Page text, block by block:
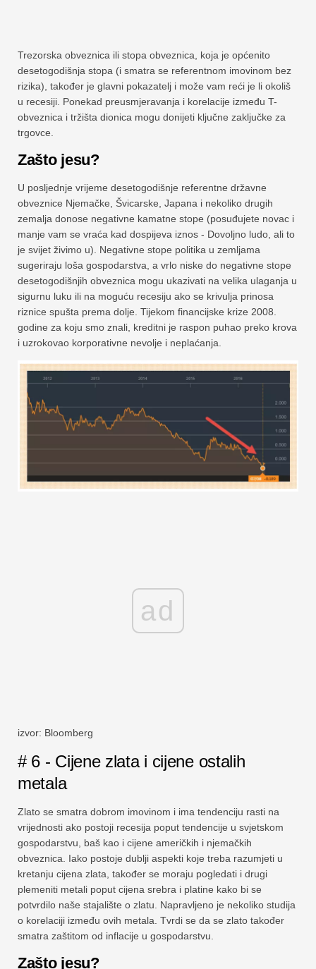
Trezorska obveznica ili stopa obveznica, koja je općenito
desetogodišnja stopa (i smatra se referentnom imovinom bez
rizika), također je glavni pokazatelj i može vam reći je li okoliš
u recesiji. Ponekad preusmjeravanja i korelacije između T-
obveznica i tržišta dionica mogu donijeti ključne zaključke za
trgovce.
Zašto jesu?
U posljednje vrijeme desetogodišnje referentne državne
obveznice Njemačke, Švicarske, Japana i nekoliko drugih
zemalja donose negativne kamatne stope (posuđujete novac i
manje vam se vraća kad dospijeva iznos - Dovoljno ludo, ali to
je svijet živimo u). Negativne stope politika u zemljama
sugeriraju loša gospodarstva, a vrlo niske do negativne stope
desetogodišnjih obveznica mogu ukazivati ​​na velika ulaganja u
sigurnu luku ili na moguću recesiju ako se krivulja prinosa
riznice spušta prema dolje. Tijekom financijske krize 2008.
godine za koju smo znali, kreditni je raspon puhao preko krova
i uzrokovao korporativne nevolje i neplaćanja.
ad
izvor: Bloomberg
# 6 - Cijene zlata i cijene ostalih
metala
Zlato se smatra dobrom imovinom i ima tendenciju rasti na
vrijednosti ako postoji recesija poput tendencije u svjetskom
gospodarstvu, baš kao i cijene američkih i njemačkih
obveznica. Iako postoje dublji aspekti koje treba razumjeti u
kretanju cijena zlata, također se moraju pogledati i drugi
plemeniti metali poput cijena srebra i platine kako bi se
potvrdilo naše stajalište o zlatu. Napravljeno je nekoliko studija
o korelaciji između ovih metala. Tvrdi se da se zlato također
smatra zaštitom od inflacije u gospodarstvu.
Zašto jesu?